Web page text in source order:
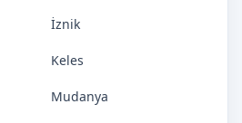
İznik
Keles
Mudanya